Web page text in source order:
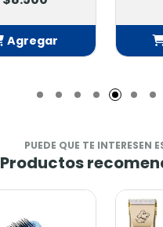
Agregar
PUEDE QUE TE INTERESEN
Productos